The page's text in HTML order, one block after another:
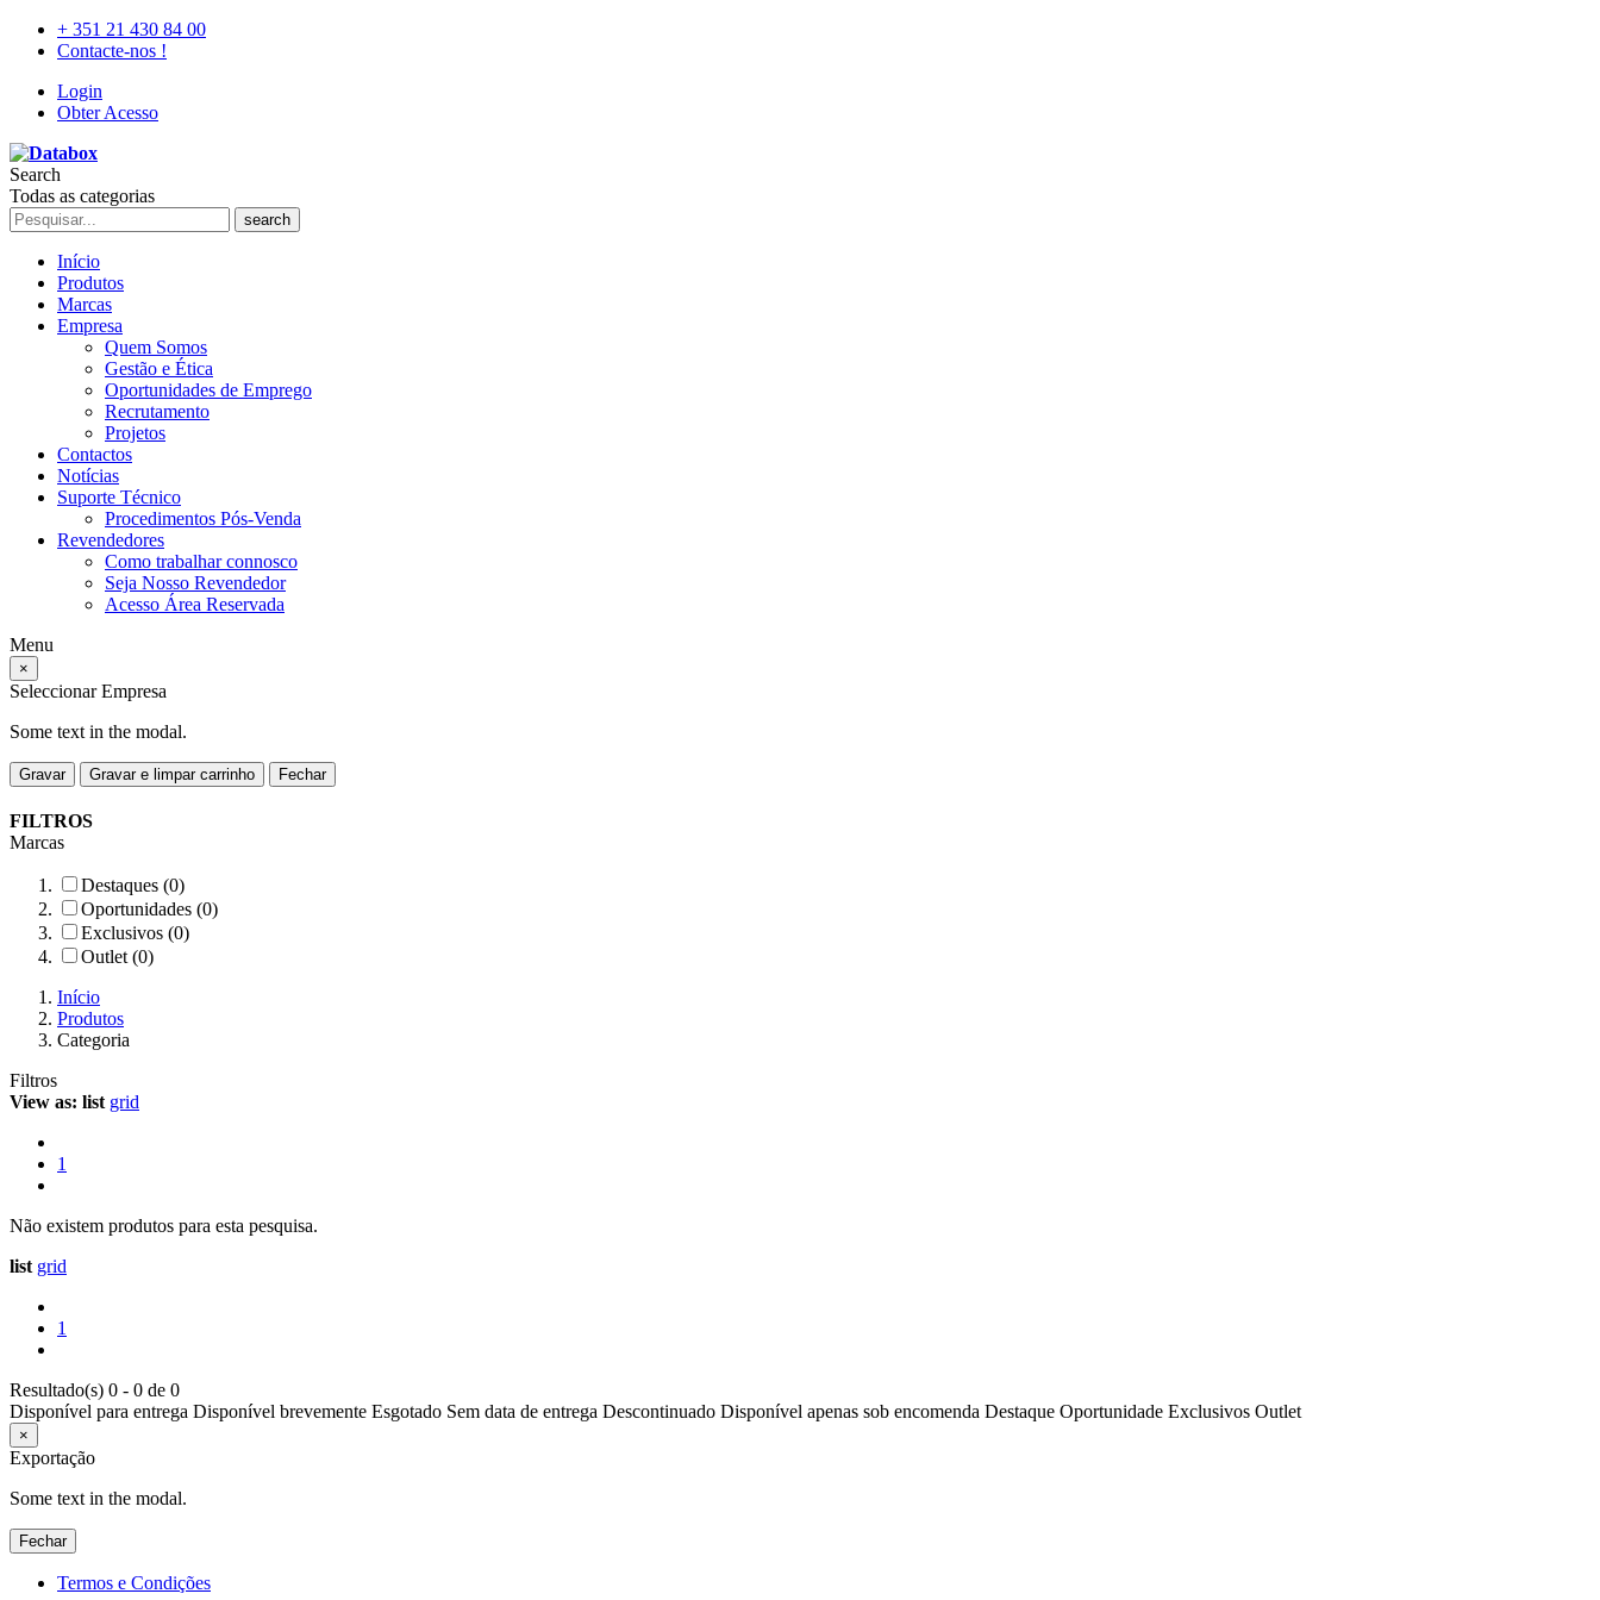
+ 351 21 430 84 00
Contacte-nos !
Login
Obter Acesso
Search
Todas as categorias
search
Início
Produtos
Marcas
Empresa
Quem Somos
Gestão e Ética
Oportunidades de Emprego
Recrutamento
Projetos
Contactos
Notícias
Suporte Técnico
Procedimentos Pós-Venda
Revendedores
Como trabalhar connosco
Seja Nosso Revendedor
Acesso Área Reservada
Menu
×
Seleccionar Empresa
Some text in the modal.
Gravar Gravar e limpar carrinho Fechar
FILTROS
Marcas
Destaques (0)
Oportunidades (0)
Exclusivos (0)
Outlet (0)
Início
Produtos
Categoria
Filtros
View as: list grid
1
Não existem produtos para esta pesquisa.
list grid
1
Resultado(s) 0 - 0 de 0
Disponível para entrega Disponível brevemente Esgotado Sem data de entrega Descontinuado Disponível apenas sob encomenda Destaque Oportunidade Exclusivos Outlet
×
Exportação
Some text in the modal.
Fechar
Termos e Condições